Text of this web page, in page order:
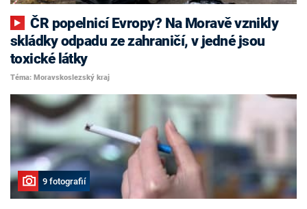
ČR popelnicí Evropy? Na Moravě vznikly
skládky odpadu ze zahraničí, v jedné jsou
toxické látky
Téma: Moravskoslezský kraj
9 fotografií